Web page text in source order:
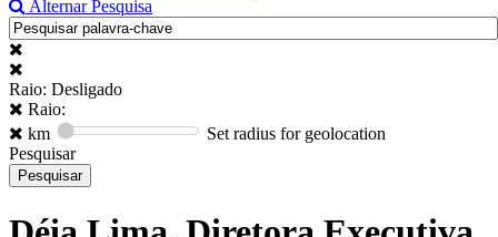
Alternar Pesquisa
Raio: Desligado
Raio:
km
Set radius for geolocation
Pesquisar